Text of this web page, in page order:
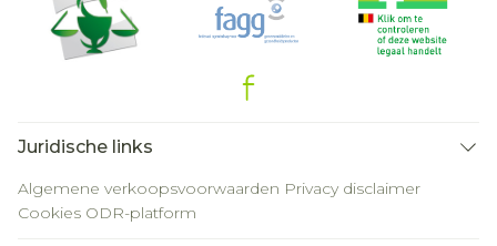
Juridische links
Algemene verkoopsvoorwaarden Privacy disclaimer
Cookies ODR-platform